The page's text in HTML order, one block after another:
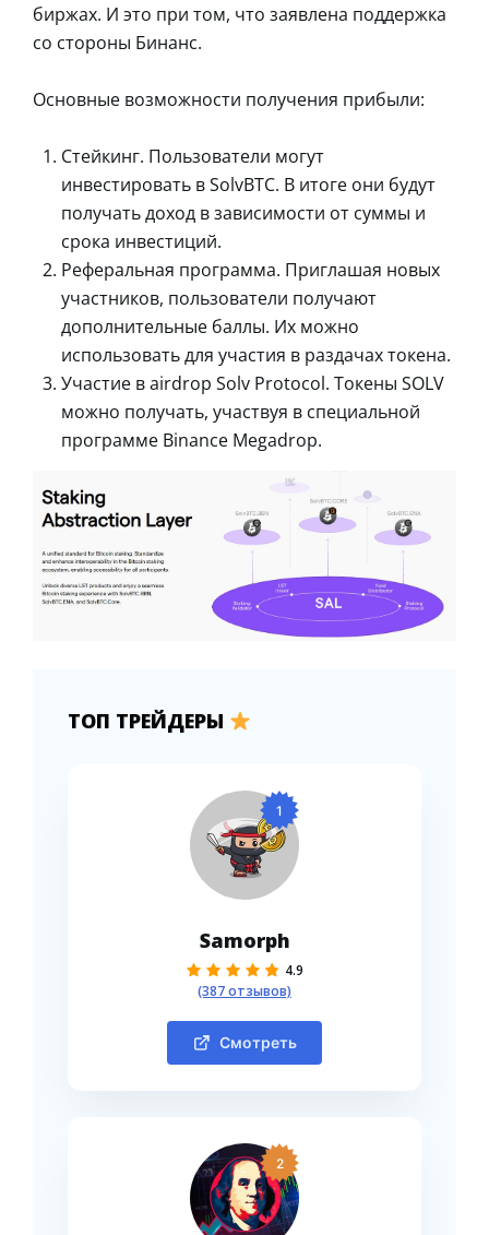
биржах. И это при том, что заявлена поддержка
со стороны Бинанс.
Основные возможности получения прибыли:
Стейкинг. Пользователи могут
инвестировать в SolvBTC. В итоге они будут
получать доход в зависимости от суммы и
срока инвестиций.
Реферальная программа. Приглашая новых
участников, пользователи получают
дополнительные баллы. Их можно
использовать для участия в раздачах токена.
Участие в airdrop Solv Protocol. Токены SOLV
можно получать, участвуя в специальной
программе Binance Megadrop.
ТОП ТРЕЙДЕРЫ
1
Samorph
4.9
(387 отзывов)
Смотреть
2